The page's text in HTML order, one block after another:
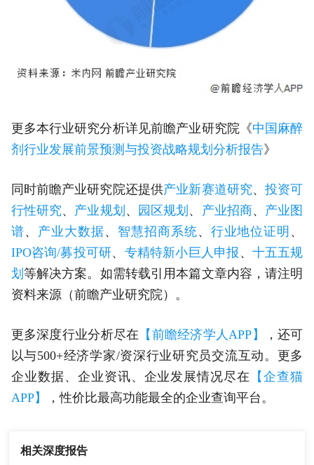
更多本行业研究分析详见前瞻产业研究院《中国麻醉
剂行业发展前景预测与投资战略规划分析报告》
同时前瞻产业研究院还提供产业新赛道研究、投资可
行性研究、 产业规划 、 园区规划 、 产业招商、 产业图
谱、 产业大数据、 智慧招商系统、 行业地位证明 、
IPO咨询/募投可研、 专精特新小巨人申报 、 十五五规
划 等解决方案。如需转载引用本篇文章内容，请注明
资料来源（前瞻产业研究院）。
更多深度行业分析尽在 【前瞻经济学人APP】
，还可
以与500+经济学家/资深行业研究员交流互动。更多
企业数据、企业资讯、企业发展情况尽在
【企查猫
APP】
，性价比最高功能最全的企业查询平台。
相关深度报告